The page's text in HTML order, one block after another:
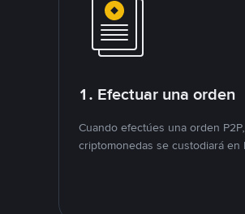
1. Efectuar una orden
Cuando efectúes una orden
criptomonedas se custodiará en